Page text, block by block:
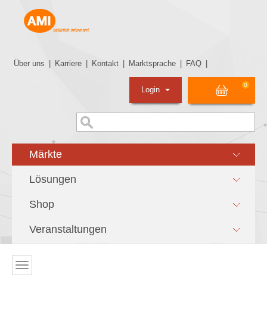
Über uns Karriere Kontakt Marktsprache FAQ
0
Login
Märkte
Lösungen
Shop
Veranstaltungen